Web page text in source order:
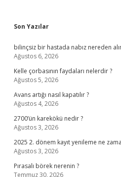
Sidebar
Son Yazılar
bilinçsiz bir hastada nabız nereden
Ağustos 6, 2026
Kelle çorbasının faydaları nelerdir ?
Ağustos 5, 2026
Avans artığı nasıl kapatılır ?
Ağustos 4, 2026
2700’ün karekökü nedir ?
Ağustos 3, 2026
2025 2. dönem kayıt yenileme ne
Ağustos 3, 2026
Pırasalı börek nerenin ?
Temmuz 30, 2026